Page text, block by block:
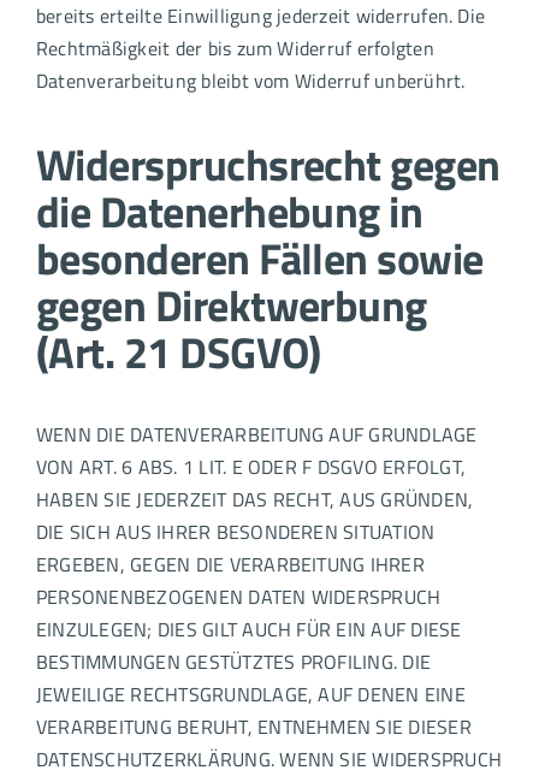
bereits erteilte Einwilligung jederzeit widerrufen. Die
Rechtmäßigkeit der bis zum Widerruf erfolgten
Datenverarbeitung bleibt vom Widerruf unberührt.
Widerspruchsrecht gegen
die Datenerhebung in
besonderen Fällen sowie
gegen Direktwerbung
(Art. 21 DSGVO)
WENN DIE DATENVERARBEITUNG AUF GRUNDLAGE
VON ART. 6 ABS. 1 LIT. E ODER F DSGVO ERFOLGT,
HABEN SIE JEDERZEIT DAS RECHT, AUS GRÜNDEN,
DIE SICH AUS IHRER BESONDEREN SITUATION
ERGEBEN, GEGEN DIE VERARBEITUNG IHRER
PERSONENBEZOGENEN DATEN WIDERSPRUCH
EINZULEGEN; DIES GILT AUCH FÜR EIN AUF DIESE
BESTIMMUNGEN GESTÜTZTES PROFILING. DIE
JEWEILIGE RECHTSGRUNDLAGE, AUF DENEN EINE
VERARBEITUNG BERUHT, ENTNEHMEN SIE DIESER
DATENSCHUTZERKLÄRUNG. WENN SIE WIDERSPRUCH